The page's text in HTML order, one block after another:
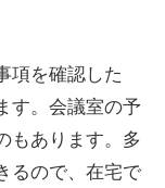
項を確認した
す。会議室の予
もあります。多
るので、在宅で